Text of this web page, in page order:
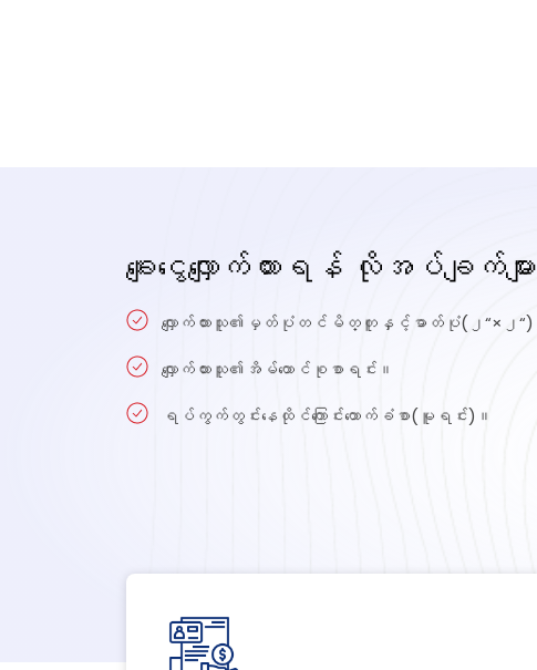
ချေးငွေလျှောက်ထားရန် လိုအပ်ချက်များ
လျှောက်ထားသူ၏မှတ်ပုံတင်မိတ္တူ နှင့်ဓာတ်ပုံ( ၂ “× ၂ “)
လျှောက်ထားသူ၏ အိမ်ထောင်စုစာရင်း။
ရပ်ကွက်တွင်းနေထိုင်ကြောင်းထောက်ခံစာ( မူရင်း) ။